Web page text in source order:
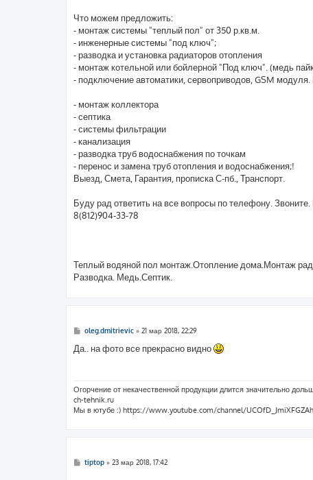
Что можем предложить:
- монтаж системы "теплый пол" от 350 р.кв.м.
- инженерные системы "под ключ";
- разводка и установка радиаторов отопления
- монтаж котельной или бойлерной "Под ключ". (медь
- подключение автоматики, сервоприводов, GSM
- монтаж коллектора
- септика
- системы фильтрации
- канализация
- разводка труб водоснабжения по точкам
- перенос и замена труб отопления и водоснабжения;!
Выезд, Смета, Гарантия, прописка С-пб., Транспорт.
Буду рад ответить на все вопросы по телефону.
8(812)904-33-78
Теплый водяной пол монтаж.Отопление дома.Монтаж
Разводка. Медь.Септик.
С
о
б
н
и
е
oleg.dmitrievic» 21 мар 2018, 22:29
Да.. на фото все прекрасно видно
Огорчение от некачественной продукции длится значительно
ch-tehnik.ru
Мы в ютубе :) https://www.youtube.com/channel/
Сtiptop» 23 мар 2018, 17:42